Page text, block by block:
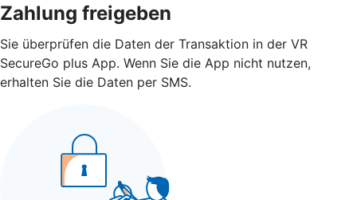
Zahlung freigeben
Sie überprüfen die Daten der Transaktion in der VR
SecureGo plus App. Wenn Sie die App nicht nutzen,
erhalten Sie die Daten per SMS.